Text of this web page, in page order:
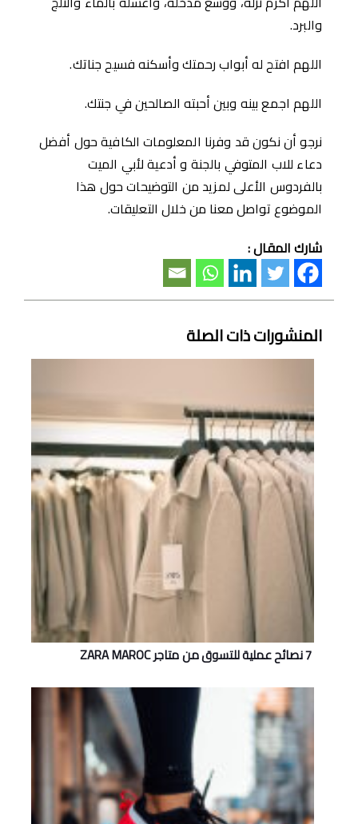
والبرد.
اللهم افتح له أبواب رحمتك وأسكنه فسيح جناتك.
اللهم اجمع بينه وبين أحبته الصالحين في جنتك.
نرجو أن نكون قد وفرنا المعلومات الكافية حول أفضل
دعاء للاب المتوفي بالجنة و أدعية لأبي الميت
بالفردوس الأعلى لمزيد من التوضيحات حول هذا
الموضوع تواصل معنا من خلال التعليقات.
شارك المقال :
المنشورات ذات الصلة
7 نصائح عملية للتسوق من متاجر ZARA MAROC